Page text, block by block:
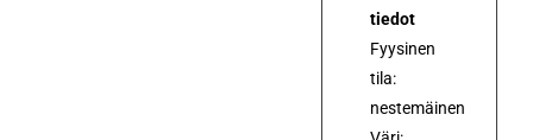
tiedot
Fyysinen
tila:
nestemäinen